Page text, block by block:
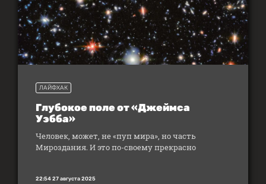
ЛАЙФХАК
Глубокое поле от «Джеймса
Уэбба»
Человек, может, не «пуп мира», но часть
Мироздания. И это по-своему прекрасно
22:54 27 августа 2025